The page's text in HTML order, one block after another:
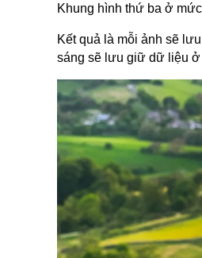
Khung hình thứ ba ở
Kết quả là mỗi ảnh sẽ
sáng sẽ lưu giữ dữ liệu ở